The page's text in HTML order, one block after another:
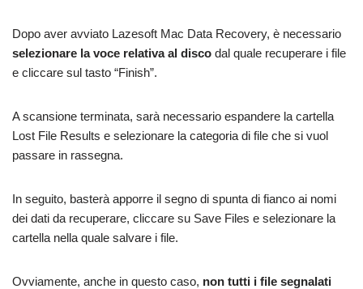
Dopo aver avviato Lazesoft Mac Data Recovery, è necessario
selezionare la voce relativa al disco dal quale recuperare i file
e cliccare sul tasto “Finish”.
A scansione terminata, sarà necessario espandere la cartella
Lost File Results e selezionare la categoria di file che si vuol
passare in rassegna.
In seguito, basterà apporre il segno di spunta di fianco ai nomi
dei dati da recuperare, cliccare su Save Files e selezionare la
cartella nella quale salvare i file.
Ovviamente, anche in questo caso, non tutti i file segnalati